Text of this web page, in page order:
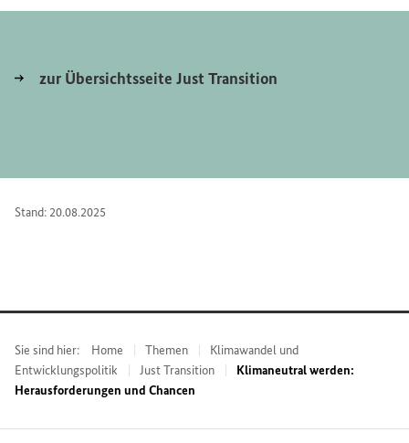
zur Übersichtsseite Just Transition
Stand: 20.08.2025
Sie sind hier: Home Themen
Klimawandel und
Entwicklungspolitik
Just Transition
Klimaneutral werden:
Herausforderungen und Chancen